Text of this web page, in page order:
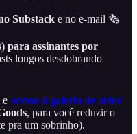
Substack e no e-mail 🗞️
para assinantes por
longos desdobrando
e acesso à galeria de artes
, para você reduzir o
pra um sobrinho).